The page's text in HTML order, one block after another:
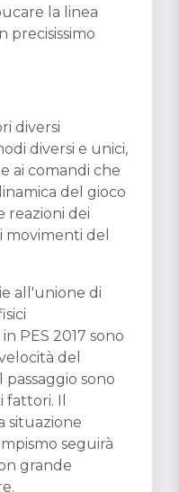
la linea
precisissimo
diversi
diversi e unici,
ai comandi che
del gioco
reazioni dei
movimenti del
all'unione di
PES 2017 sono
del
sono
Il
situazione
seguirà
grande